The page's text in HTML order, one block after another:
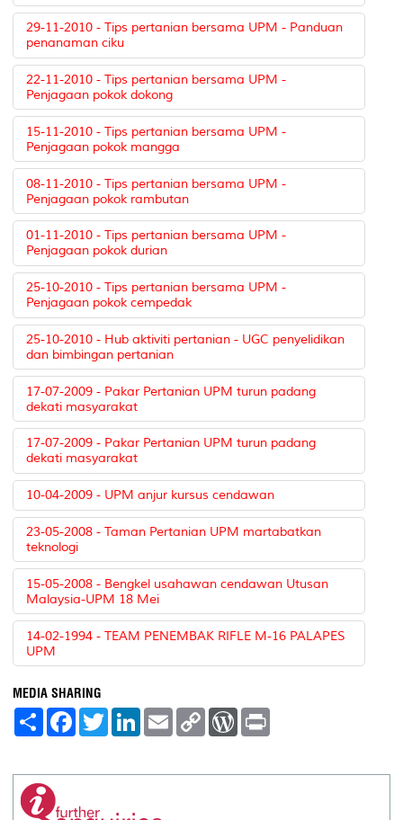
29-11-2010 - Tips pertanian bersama UPM - Panduan
penanaman ciku
22-11-2010 - Tips pertanian bersama UPM -
Penjagaan pokok dokong
15-11-2010 - Tips pertanian bersama UPM -
Penjagaan pokok mangga
08-11-2010 - Tips pertanian bersama UPM -
Penjagaan pokok rambutan
01-11-2010 - Tips pertanian bersama UPM -
Penjagaan pokok durian
25-10-2010 - Tips pertanian bersama UPM -
Penjagaan pokok cempedak
25-10-2010 - Hub aktiviti pertanian - UGC penyelidikan
dan bimbingan pertanian
17-07-2009 - Pakar Pertanian UPM turun padang
dekati masyarakat
17-07-2009 - Pakar Pertanian UPM turun padang
dekati masyarakat
10-04-2009 - UPM anjur kursus cendawan
23-05-2008 - Taman Pertanian UPM martabatkan
teknologi
15-05-2008 - Bengkel usahawan cendawan Utusan
Malaysia-UPM 18 Mei
14-02-1994 - TEAM PENEMBAK RIFLE M-16 PALAPES
UPM
MEDIA SHARING
S
e
F
a
b
k
T
w
t
L
e
n
E
m
l
C
L
W
P
t